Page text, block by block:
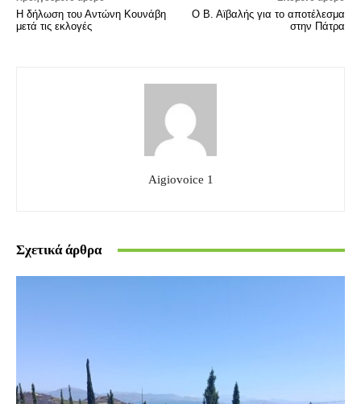
Η δήλωση του Αντώνη Κουνάβη
μετά τις εκλογές
Ο Β. Αϊβαλής για το αποτέλεσμα
στην Πάτρα
Aigiovoice 1
Σχετικά άρθρα